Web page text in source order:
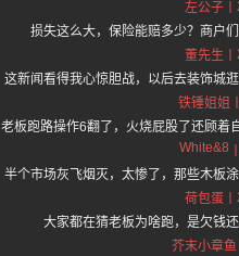
左公子
损失这么大，保险能赔多少？商户
董先生
这新闻看得我心惊胆战，以后去装饰城
铁锤姐姐
老板跑路操作6翻了，火烧屁股了还顾着
White&8
半个市场灰飞烟灭，太惨了，那些木板
荷包蛋
大家都在猜老板为啥跑，是欠钱
芥末小章鱼